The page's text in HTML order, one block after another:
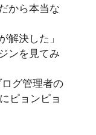
から本当な
解決した」
ンを見てみ
グ管理者の
ピョンピョ